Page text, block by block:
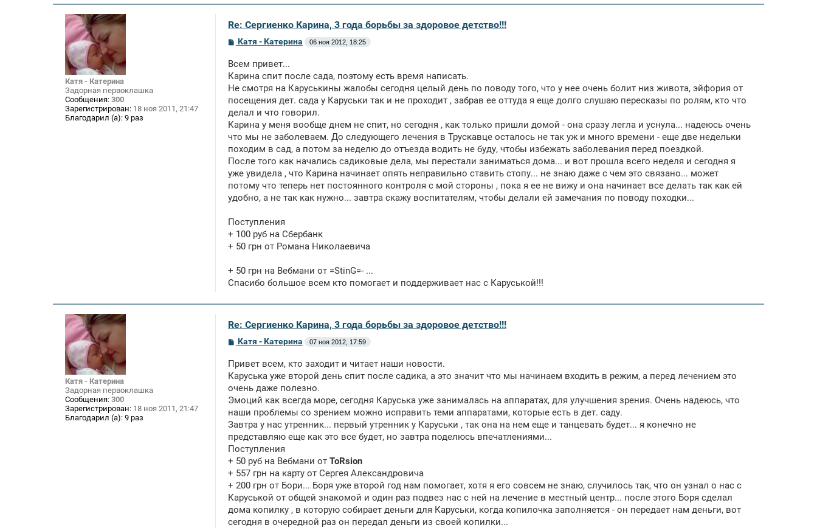
Катя - Катерина
Задорная первоклашка
Сообщения: 300
Зарегистрирован: 18 ноя 2011, 21:47
Благодарил (а): 9 раз
Re: Сергиенко Карина, 3 года борьбы за здоровое детство!!!
С
б
щ
н
и
Катя - Катерина 06 ноя 2012, 18:25
Всем привет...
Карина спит после сада, поэтому есть время написать.
Не смотря на Каруськины жалобы сегодня целый день по поводу того, что у нее очень болит низ живота, эйфория от
посещения дет. сада у Каруськи так и не проходит , забрав ее оттуда я еще долго слушаю пересказы по ролям, кто что
делал и что говорил.
Карина у меня вообще днем не спит, но сегодня , как только пришли домой - она сразу легла и уснула... надеюсь очень
что мы не заболеваем. До следующего лечения в Трускавце осталось не так уж и много времени - еще две недельки
походим в сад, а потом за неделю до отъезда водить не буду, чтобы избежать заболевания перед поездкой.
После того как начались садиковые дела, мы перестали заниматься дома... и вот прошла всего неделя и сегодня я
уже увидела , что Карина начинает опять неправильно ставить стопу... не знаю даже с чем это связано... может
потому что теперь нет постоянного контроля с мой стороны , пока я ее не вижу и она начинает все делать так как ей
удобно, а не так как нужно... завтра скажу воспитателям, чтобы делали ей замечания по поводу походки...
Поступления
+ 100 руб на Сбербанк
+ 50 грн от Романа Николаевича
+ 50 грн на Вебмани от =StinG=- ...
Спасибо большое всем кто помогает и поддерживает нас с Каруськой!!!
Катя - Катерина
Задорная первоклашка
Сообщения: 300
Зарегистрирован: 18 ноя 2011, 21:47
Благодарил (а): 9 раз
Re: Сергиенко Карина, 3 года борьбы за здоровое детство!!!
С
б
щ
н
и
Катя - Катерина 07 ноя 2012, 17:59
Привет всем, кто заходит и читает наши новости.
Каруська уже второй день спит после садика, а это значит что мы начинаем входить в режим, а перед лечением это
очень даже полезно.
Эмоций как всегда море, сегодня Каруська уже занималась на аппаратах, для улучшения зрения. Очень надеюсь, что
наши проблемы со зрением можно исправить теми аппаратами, которые есть в дет. саду.
Завтра у нас утренник... первый утренник у Каруськи , так она на нем еще и танцевать будет... я конечно не
представляю еще как это все будет, но завтра поделюсь впечатлениями...
Поступления
+ 50 руб на Вебмани от ToRsion
+ 557 грн на карту от Сергея Александровича
+ 200 грн от Бори... Боря уже второй год нам помогает, хотя я его совсем не знаю, случилось так, что он узнал о нас с
Каруськой от общей знакомой и один раз подвез нас с ней на лечение в местный центр... после этого Боря сделал
дома копилку , в которую собирает деньги для Каруськи, когда копилочка заполняется - он передает нам деньги, вот
сегодня в очередной раз он передал деньги из своей копилки...